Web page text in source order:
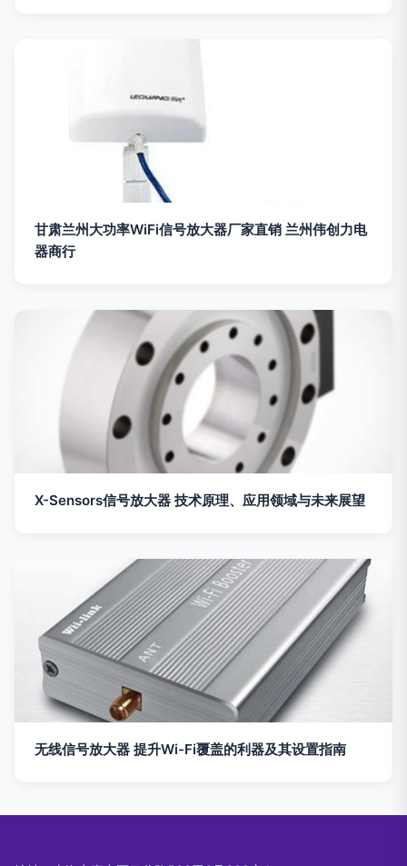
甘肃兰州大功率WiFi信号放大器厂家直销 兰州伟创力电
器商行
X-Sensors信号放大器 技术原理、应用领域与未来展望
无线信号放大器 提升Wi-Fi覆盖的利器及其设置指南